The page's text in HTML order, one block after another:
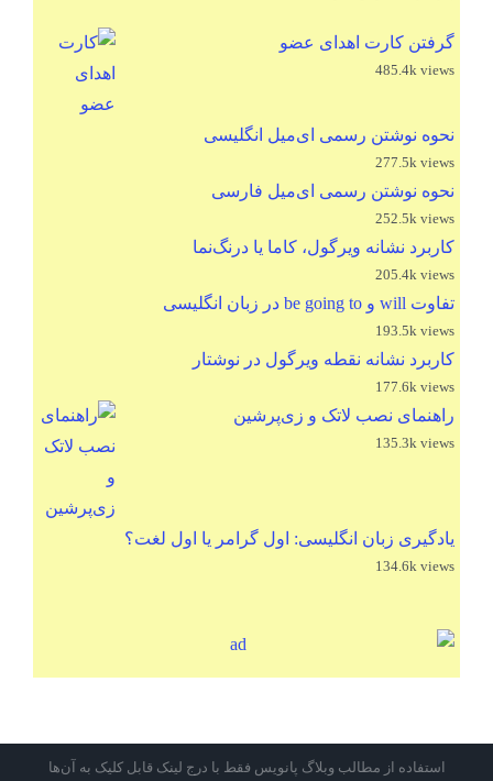
گرفتن کارت اهدای عضو
485.4k views
نحوه نوشتن رسمی ای‌میل انگلیسی
277.5k views
نحوه نوشتن رسمی ای‌میل فارسی
252.5k views
کاربرد نشانه ویرگول، کاما یا درنگ‌نما
205.4k views
تفاوت will و be going to در زبان انگلیسی
193.5k views
کاربرد نشانه نقطه ویرگول در نوشتار
177.6k views
راهنمای نصب لاتک و زی‌پرشین
135.3k views
یادگیری زبان انگلیسی: اول گرامر یا اول لغت؟
134.6k views
استفاده از مطالب وبلاگ پانویس فقط با درج لینک قابل کلیک به آن‌ها